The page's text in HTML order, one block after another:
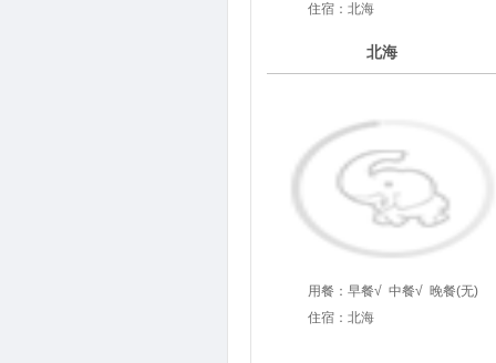
住宿：北海
北海
用餐： 早餐√ 中餐√ 晚餐(无)
住宿：北海